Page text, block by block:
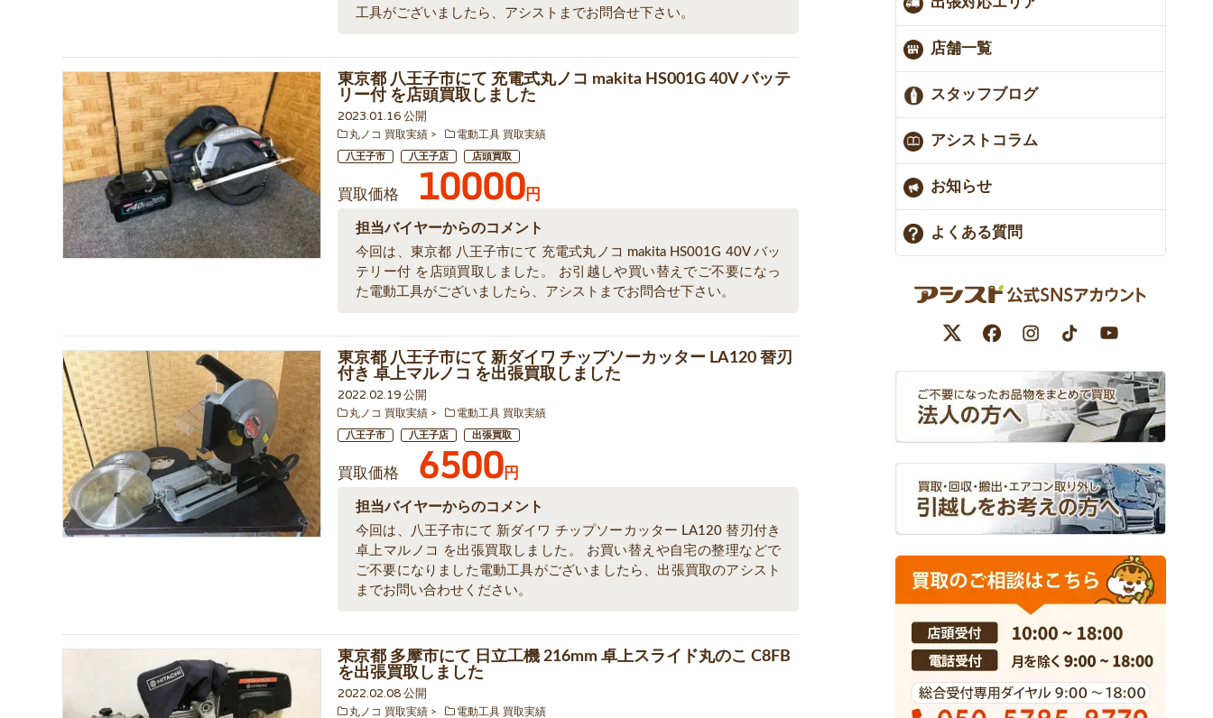
工具がございましたら、アシストまでお問合せ下さい。
東京都 八王子市にて 充電式丸ノコ makita HS001G 40V バッテ
リー付 を店頭買取しました
2023.01.16 公開
丸ノコ 買取実績 電動工具 買取実績
八王子市 八王子店 店頭買取
買取価格 10000円
担当バイヤーからのコメント
今回は、東京都 八王子市にて 充電式丸ノコ makita HS001G 40V バッ
テリー付 を店頭買取しました。 お引越しや買い替えでご不要になっ
た電動工具がございましたら、アシストまでお問合せ下さい。
東京都 八王子市にて 新ダイワ チップソーカッター LA120 替刃
付き 卓上マルノコ を出張買取しました
2022.02.19 公開
丸ノコ 買取実績 電動工具 買取実績
八王子市 八王子店 出張買取
買取価格 6500円
担当バイヤーからのコメント
今回は、八王子市にて 新ダイワ チップソーカッター LA120 替刃付き
卓上マルノコ を出張買取しました。 お買い替えや自宅の整理などで
ご不要になりました電動工具がございましたら、出張買取のアシスト
までお問い合わせください。
東京都 多摩市にて 日立工機 216mm 卓上スライド丸のこ C8FB
を出張買取しました
2022.02.08 公開
丸ノコ 買取実績 電動工具 買取実績
店舗一覧
スタッフブログ
アシストコラム
お知らせ
よくある質問